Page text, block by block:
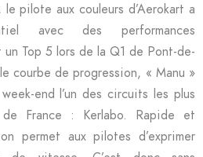
pilote aux couleurs d’Aerokart a
avec des performances
Top 5 lors de la Q1 de Pont-de-
courbe de progression, « Manu »
end l’un des circuits les plus
France : Kerlabo. Rapide et
permet aux pilotes d’exprimer